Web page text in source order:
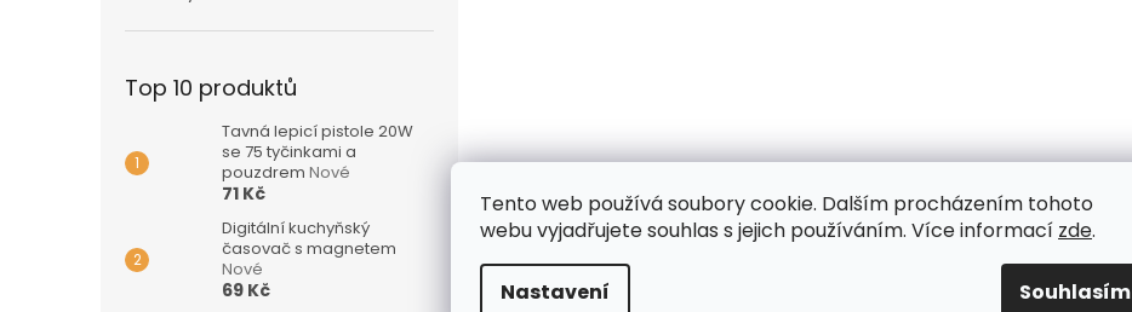
Tento web používá soubory cookie. Dalším procházením tohoto
webu vyjadřujete souhlas s jejich používáním. Více informací zde.
Nastavení Souhlasím
Top 10 produktů
Tavná lepicí pistole 20W
se 75 tyčinkami a
pouzdrem Nové
71 Kč
Digitální kuchyňský
časovač s magnetem
Nové
69 Kč